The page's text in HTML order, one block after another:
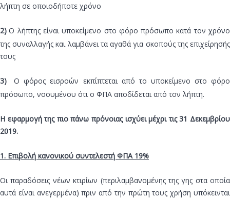
λήπτη σε οποιοδήποτε χρόνο
2) O λήπτης είναι υποκείμενο στο φόρο πρόσωπο κατά τον χρόνο
της συναλλαγής και λαμβάνει τα αγαθά για σκοπούς της επιχείρησής
τους
3)
O φόρος εισροών εκπίπτεται από το υποκείμενο στο φόρο
πρόσωπο, νοουμένου ότι ο ΦΠΑ αποδίδεται από τον λήπτη.
Η εφαρμογή της πιο πάνω πρόνοιας ισχύει μέχρι τις 31 Δεκεμβρίου
2019.
1. Επιβολή κανονικού συντελεστή ΦΠΑ 19%
Οι παραδόσεις νέων κτιρίων (περιλαμβανομένης της γης στα οποία
αυτά είναι ανεγερμένα) πριν από την πρώτη τους χρήση υπόκεινται